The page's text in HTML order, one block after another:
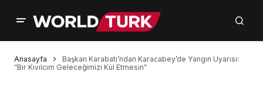
Anasayfa
Başkan Karabatı’ndan Karacabey’de Yangın Uyarısı:
“Bir Kıvılcım Geleceğimizi Kül Etmesin”